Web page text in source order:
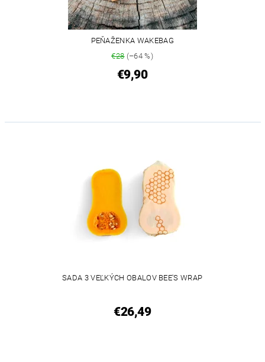
PEŇAŽENKA WAKEBAG
€28(–64 %)
€9,90
SADA 3 VEĽKÝCH OBALOV BEE'S WRAP
€26,49